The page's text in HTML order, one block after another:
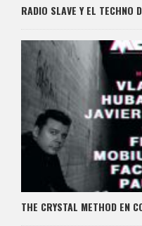
RADIO SLAVE Y EL TECHNO
THE CRYSTAL METHOD EN